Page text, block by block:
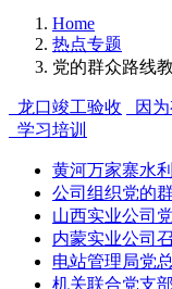
Home
热点专题
党的群众路线
龙口竣工验收 因
学习培训
黄河万家寨水
公司组织党的
山西实业公司
内蒙实业公司
电站管理局党
机关联合党支